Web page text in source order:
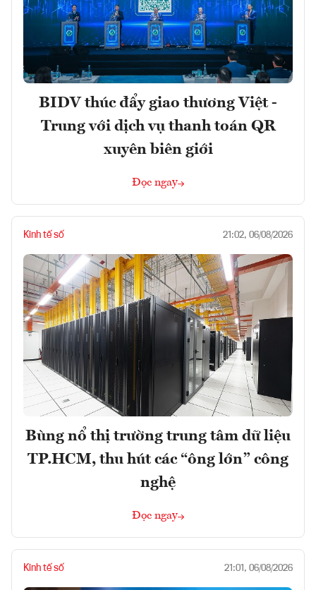
BIDV thúc đẩy giao thương Việt -
Trung với dịch vụ thanh toán QR
xuyên biên giới
Đọc ngay
Kinh tế số 21:02, 06/08/2026
Bùng nổ thị trường trung tâm dữ liệu
TP.HCM, thu hút các “ông lớn” công
nghệ
Đọc ngay
Kinh tế số 21:01, 06/08/2026